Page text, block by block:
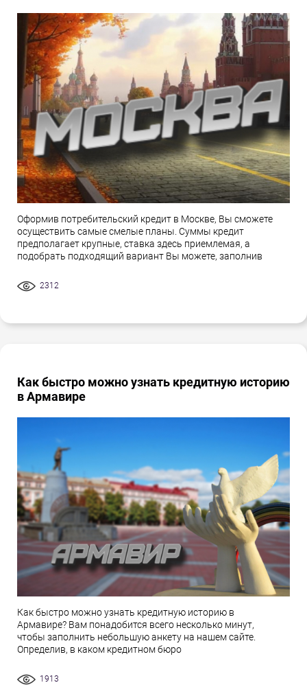
Оформив потребительский кредит в Москве, Вы сможете
осуществить самые смелые планы. Суммы кредит
предполагает крупные, ставка здесь приемлемая, а
подобрать подходящий вариант Вы можете, заполнив
2312
Как быстро можно узнать кредитную историю
в Армавире
Как быстро можно узнать кредитную историю в
Армавире? Вам понадобится всего несколько минут,
чтобы заполнить небольшую анкету на нашем сайте.
Определив, в каком кредитном бюро
1913